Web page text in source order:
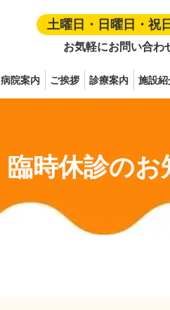
土曜日・日曜日・祝
お気軽にお問い合わ
病院案内 ご挨拶 診療案内 施設紹
時休診のお